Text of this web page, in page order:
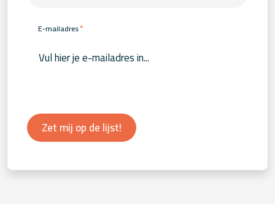
E-mailadres*
Zet mij op de lijst!